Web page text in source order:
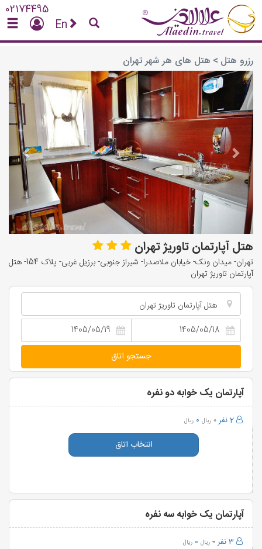
02174495
En
رزرو هتل > هتل های هر شهر تهران
Next
هتل آپارتمان تاوریژ تهران
تهران- میدان ونک- خیابان ملاصدرا- شیراز جنوبی- برزیل غربی- پلاک 154- هتل
آپارتمان تاوریژ تهران
هتل آپارتمان تاوریژ تهران
جستجو اتاق
آپارتمان یک خوابه دو نفره
2 نفر 0 ریال 0 ریال
انتخاب اتاق
آپارتمان یک خوابه سه نفره
3 نفر 0 ریال 0 ریال